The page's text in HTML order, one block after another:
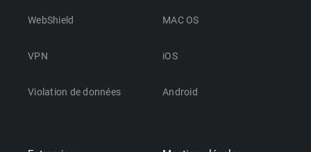
WebShield
VPN
Violation de données
MAC OS
iOS
Android